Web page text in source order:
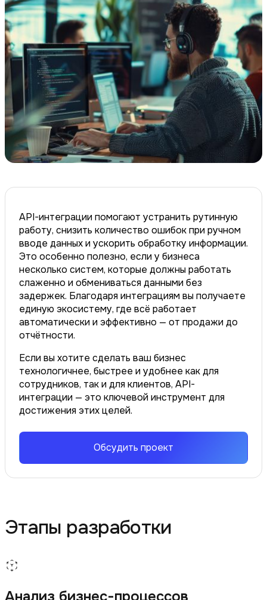
API-интеграции помогают устранить рутинную
работу, снизить количество ошибок при ручном
вводе данных и ускорить обработку информации.
Это особенно полезно, если у бизнеса
несколько систем, которые должны работать
слаженно и обмениваться данными без
задержек. Благодаря интеграциям вы получаете
единую экосистему, где всё работает
автоматически и эффективно — от продажи до
отчётности.
Если вы хотите сделать ваш бизнес
технологичнее, быстрее и удобнее как для
сотрудников, так и для клиентов, API-
интеграции — это ключевой инструмент для
достижения этих целей.
Обсудить проект
Этапы разработки
Анализ бизнес-процессов